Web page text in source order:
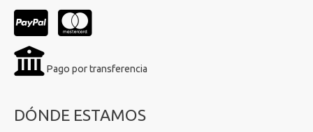
Pago por transferencia
DÓNDE ESTAMOS